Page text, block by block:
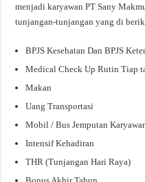
menjadi karyawan PT Sany
tunjangan-tunjangan yang di
BPJS Kesehatan Dan BPJS
Medical Check Up Rutin Tiap
Makan
Uang Transportasi
Mobil / Bus Jemputan
Intensif Kehadiran
THR (Tunjangan Hari Raya)
Bonus Akhir Tahun